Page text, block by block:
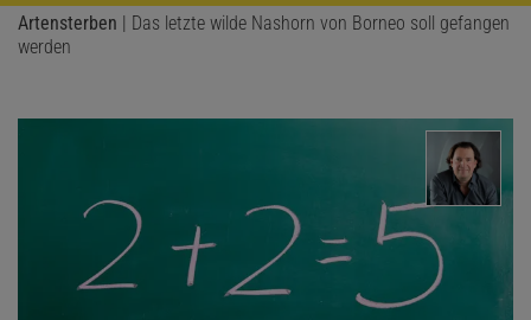
Artensterben | Das letzte wilde Nashorn von Borneo soll gefangen
werden